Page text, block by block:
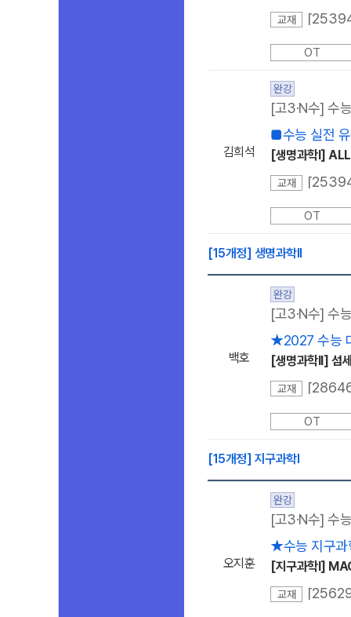
교재
OT
김희석
완강
[고3·N수] 수
■수능 실전
[생명과학I]
교재
OT
[15개정] 생명과학ll
백호
완강
[고3·N수] 수
★2027 수능
[생명과학ll] 섬
교재
OT
[15개정] 지구과학l
오지훈
완강
[고3·N수] 수
★수능 지구과
[지구과학I]
교재